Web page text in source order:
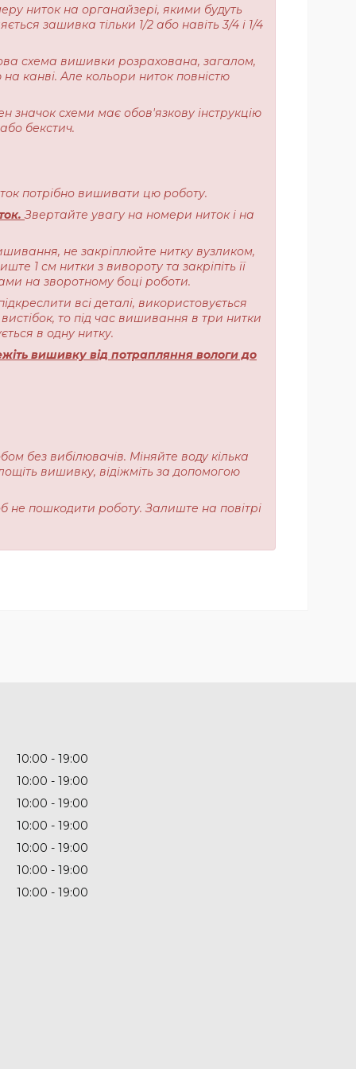
ниток на органайзері, якими будуть
зашивка тільки 1/2 або навіть 3/4 і 1/4
схема вишивки розрахована, загалом,
канві. Але кольори ниток повністю
значок схеми має обов'язкову інструкцію
бекстич.
потрібно вишивати цю роботу.
Звертайте увагу на номери ниток і на
не закріплюйте нитку вузликом,
1 см нитки з вивороту та закріпіть її
на зворотному боці роботи.
всі деталі, використовується
то під час вишивання в три нитки
в одну нитку.
вишивку від потрапляння вологи до
без вибілювачів. Міняйте воду кілька
вишивку, відіжміть за допомогою
не пошкодити роботу. Залиште на повітрі
10:00
19:00
10:00
19:00
10:00
19:00
10:00
19:00
10:00
19:00
10:00
19:00
10:00 19:00